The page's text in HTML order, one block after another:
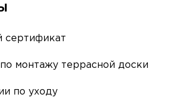
сертификат
монтажу террасной доски
по уходу